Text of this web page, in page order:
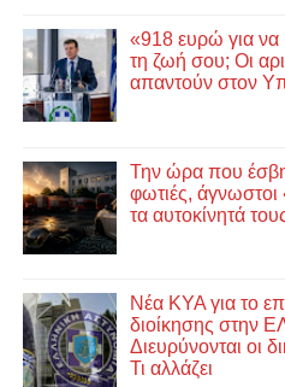
«918 ευρώ για να
τη ζωή σου; Οι
απαντούν στον
Την ώρα που
φωτιές,
τα αυτοκίνητά
Νέα ΚΥΑ για το
διοίκησης στην
Διευρύνονται οι
Τι αλλάζει